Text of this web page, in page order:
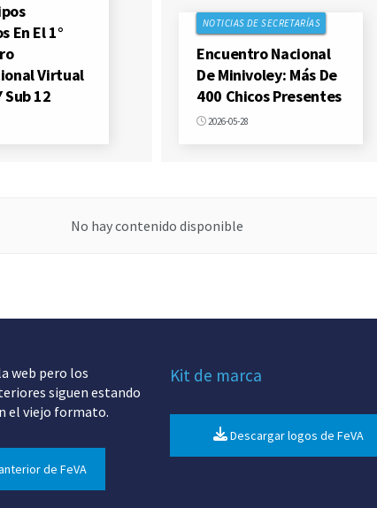
En El 1°
Virtual
Sub 12
NOTICIAS DE SECRETARÍAS
Encuentro Nacional
De Minivoley: Más De
400 Chicos Presentes
2026-05-28
No hay contenido disponible
web pero los
siguen estando
el viejo formato.
de FeVA
Kit de marca
Descargar logos de FeVA